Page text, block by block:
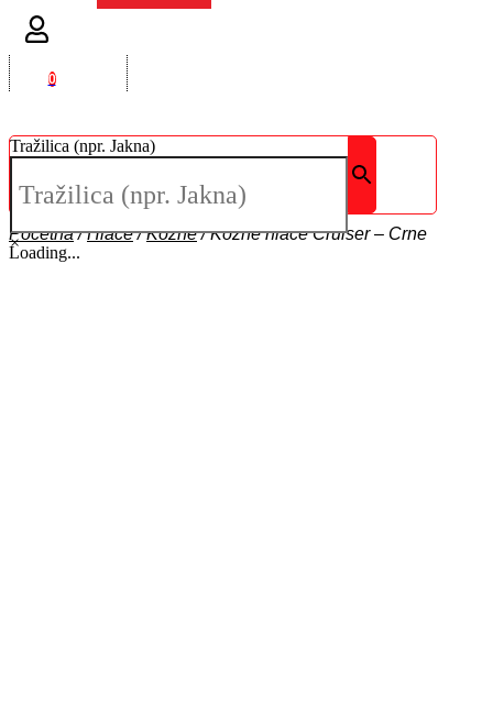
0
Tražilica (npr. Jakna)
×
Početna/Hlače/Kožne/Kožne hlače Cruiser – Crne
Loading...